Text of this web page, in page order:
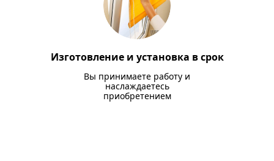
Изготовление и установка в срок
Вы принимаете работу и
наслаждаетесь
приобретением